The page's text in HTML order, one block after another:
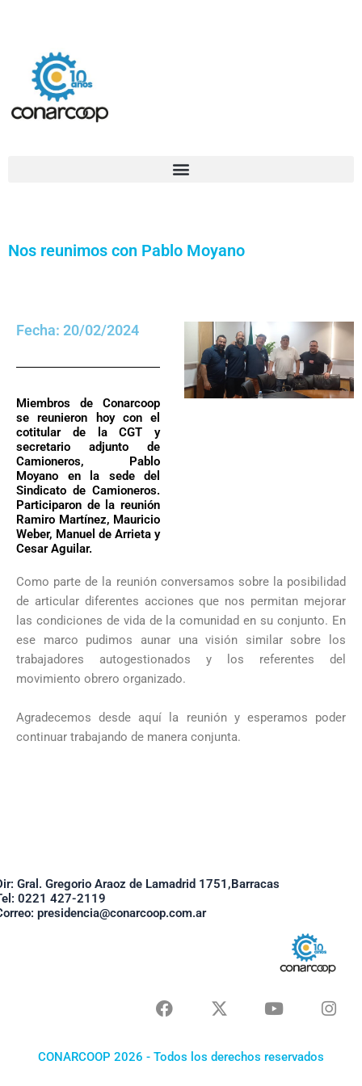
Nos reunimos con Pablo Moyano
Fecha: 20/02/2024
Miembros de Conarcoop
se reunieron hoy con el
cotitular de la CGT y
secretario adjunto de
Camioneros, Pablo
Moyano en la sede del
Sindicato de Camioneros.
Participaron de la reunión
Ramiro Martínez, Mauricio
Weber, Manuel de Arrieta y
Cesar Aguilar.
Como parte de la reunión conversamos sobre la posibilidad
de articular diferentes acciones que nos permitan mejorar
las condiciones de vida de la comunidad en su conjunto. En
ese marco pudimos aunar una visión similar sobre los
trabajadores autogestionados y los referentes del
movimiento obrero organizado.
Agradecemos desde aquí la reunión y esperamos poder
continuar trabajando de manera conjunta.
Gral. Gregorio Araoz de Lamadrid 1751,Barracas
0221 427-2119
presidencia@conarcoop.com.ar
F
a
e
b
X
-
w
i
Y
o
t
u
I
n
CONARCOOP 2026 - Todos los derechos reservados